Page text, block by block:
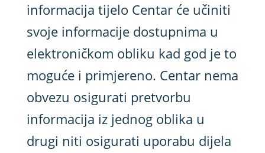
informacija tijelo Centar će učiniti
svoje informacije dostupnima u
elektroničkom obliku kad god je to
moguće i primjereno. Centar nema
obvezu osigurati pretvorbu
informacija iz jednog oblika u
drugi niti osigurati uporabu dijela